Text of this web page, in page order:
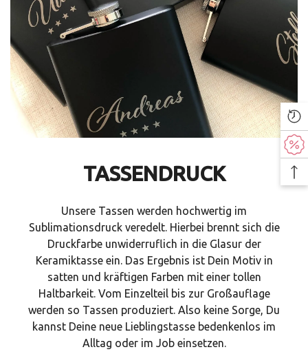
TASSENDRUCK
Unsere Tassen werden hochwertig im
Sublimationsdruck veredelt. Hierbei brennt sich die
Druckfarbe unwiderruflich in die Glasur der
Keramiktasse ein. Das Ergebnis ist Dein Motiv in
satten und kräftigen Farben mit einer tollen
Haltbarkeit. Vom Einzelteil bis zur Großauflage
werden so Tassen produziert. Also keine Sorge, Du
kannst Deine neue Lieblingstasse bedenkenlos im
Alltag oder im Job einsetzen.